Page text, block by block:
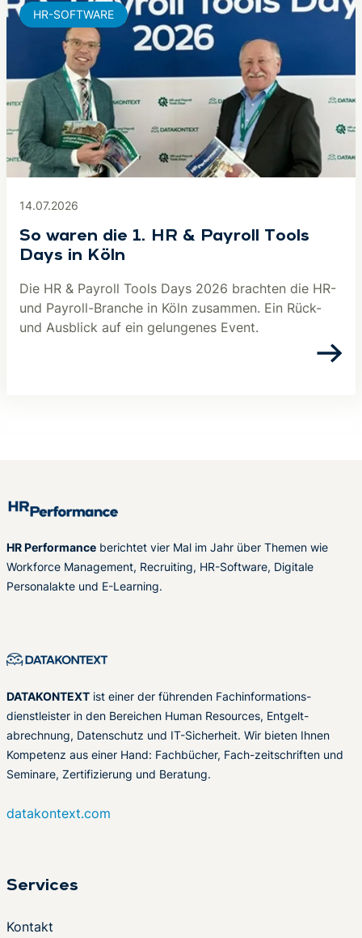
14.07.2026
So waren die 1. HR & Payroll Tools
Days in Köln
Die HR & Payroll Tools Days 2026 brachten die HR-
und Payroll-Branche in Köln zusammen. Ein Rück-
und Ausblick auf ein gelungenes Event.
HR-SOFTWARE
HR Performance berichtet vier Mal im Jahr über Themen wie
Workforce Management, Recruiting, HR-Software, Digitale
Personalakte und E-Learning.
DATAKONTEXT ist einer der führenden Fachinformations-
dienstleister in den Bereichen Human Resources, Entgelt-
abrechnung, Datenschutz und IT-Sicherheit. Wir bieten Ihnen
Kompetenz aus einer Hand: Fachbücher, Fach-zeitschriften und
Seminare, Zertifizierung und Beratung.
datakontext.com
Services
Kontakt